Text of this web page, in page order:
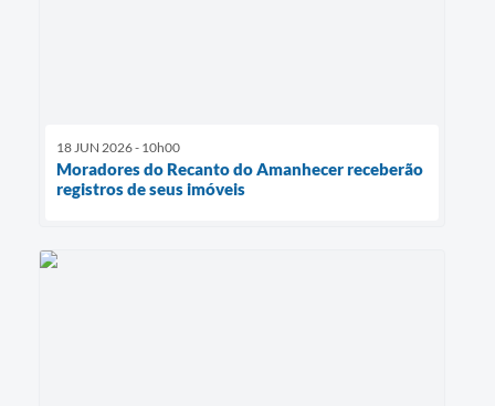
18 JUN 2026 - 10h00
Moradores do Recanto do Amanhecer receberão
registros de seus imóveis